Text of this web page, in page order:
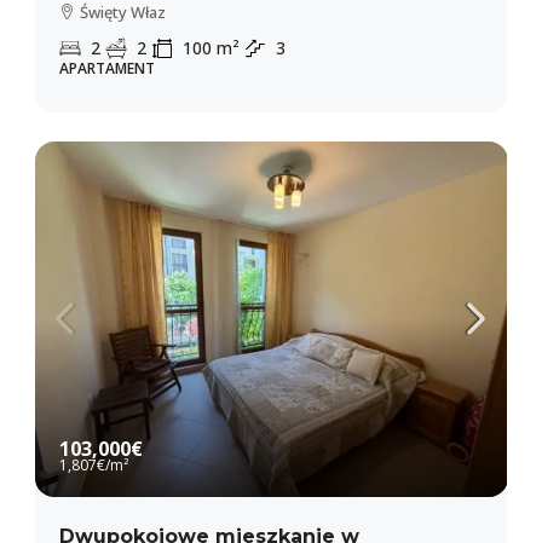
Święty Właz
2 2 100 m² 3
APARTAMENT
103,000€
1,807€/m²
Dwupokojowe mieszkanie w